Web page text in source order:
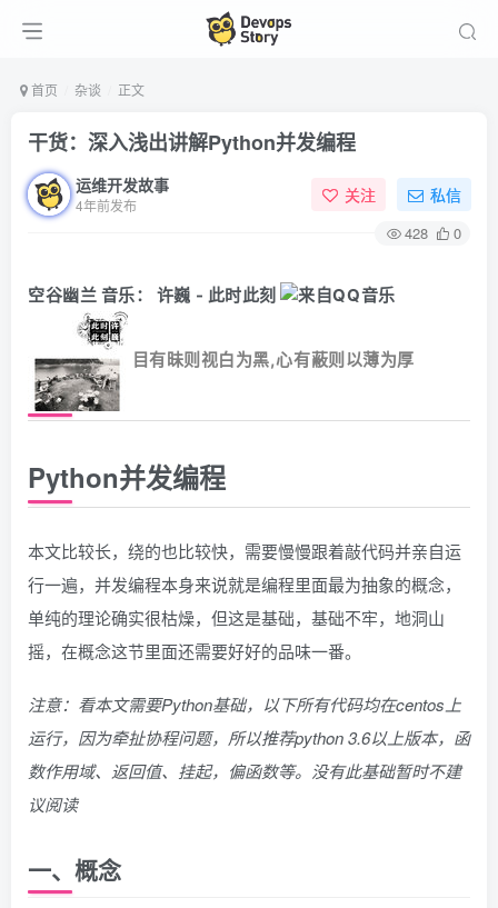
首页 杂谈 正文
干货：深入浅出讲解Python并发编程
运维开发故事
4年前发布 关注 私信
428 0
空谷幽兰 音乐： 许巍 - 此时此刻
目有昧则 视白为黑,心有蔽则以薄为厚
Python并发编程
本文比较长，绕的也比较快，需要慢慢跟着敲代码并亲自运
行一遍，并发编程本身来说就是编程里面最为抽象的概念，
单纯的理论确实很枯燥，但这是基础，基础不牢，地洞山
摇，在概念这节里面还需要好好的品味一番。
注意：看本文需要Python基础，以下所有代码均在centos上
运行，因为牵扯协程问题，所以推荐python 3.6以上版本，函
数作用域、返回值、挂起，偏函数等。没有此基础暂时不建
议阅读
一、概念